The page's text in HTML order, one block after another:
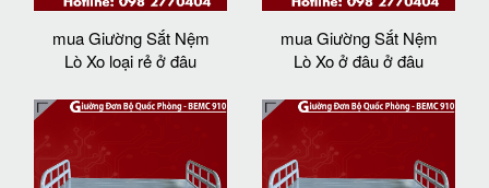
mua Giường Sắt Nệm
Lò Xo loại rẻ ở đâu
mua Giường Sắt Nệm
Lò Xo ở đâu ở đâu